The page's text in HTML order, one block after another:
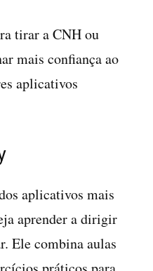
tirar a CNH ou
mais confiança ao
aplicativos
aplicativos mais
aprender a dirigir
Ele combina aulas